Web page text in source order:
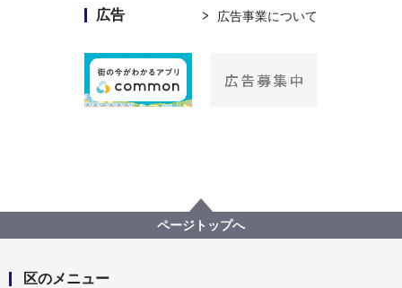
広告 広告事業について
ページトップへ
区のメニュー